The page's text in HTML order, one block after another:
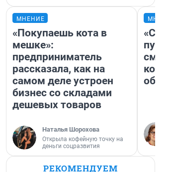
МНЕНИЕ
«Покупаешь кота в
мешке»:
предприниматель
рассказала, как на
самом деле устроен
бизнес со складами
дешевых товаров
Наталья Шорохова
Открыла кофейную точку на
деньги соцразвития
РЕКОМЕНДУЕМ